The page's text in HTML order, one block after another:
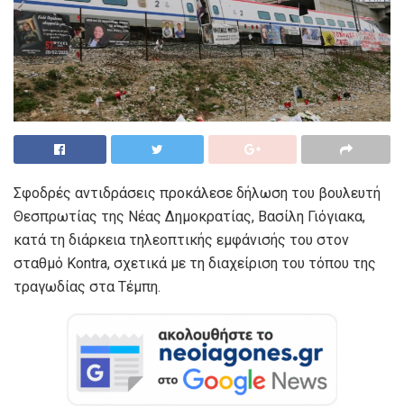
Σφοδρές αντιδράσεις προκάλεσε δήλωση του βουλευτή
Θεσπρωτίας της Νέας Δημοκρατίας, Βασίλη Γιόγιακα,
κατά τη διάρκεια τηλεοπτικής εμφάνισής του στον
σταθμό Kontra, σχετικά με τη διαχείριση του τόπου της
τραγωδίας στα Τέμπη.